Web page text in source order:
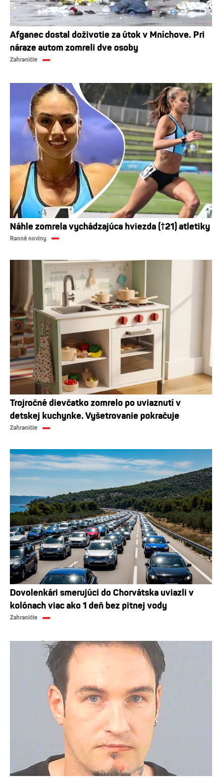
Afganec dostal doživotie za útok v Mníchove. Pri
náraze autom zomreli dve osoby
Zahraničie
Náhle zomrela vychádzajúca hviezda (†21) atletiky
Ranné noviny
Trojročné dievčatko zomrelo po uviaznutí v
detskej kuchynke. Vyšetrovanie pokračuje
Zahraničie
Dovolenkári smerujúci do Chorvátska uviazli v
kolónach viac ako 1 deň bez pitnej vody
Zahraničie